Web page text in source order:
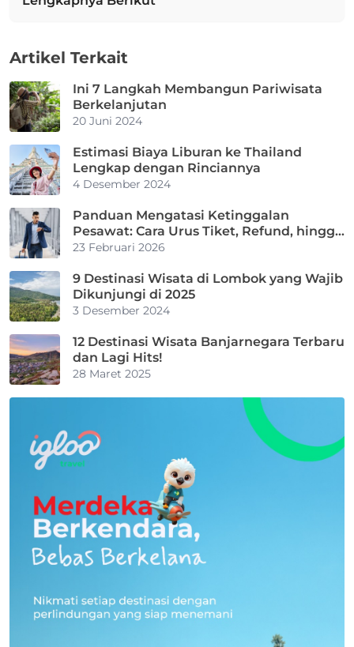
Artikel Terkait
Ini 7 Langkah Membangun Pariwisata
Berkelanjutan
20 Juni 2024
Estimasi Biaya Liburan ke Thailand
Lengkap dengan Rinciannya
4 Desember 2024
Panduan Mengatasi Ketinggalan
Pesawat: Cara Urus Tiket, Refund, hingga
Klaim Asuransi
23 Februari 2026
9 Destinasi Wisata di Lombok yang Wajib
Dikunjungi di 2025
3 Desember 2024
12 Destinasi Wisata Banjarnegara Terbaru
dan Lagi Hits!
28 Maret 2025